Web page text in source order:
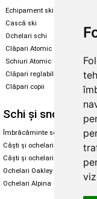
Echipament ski
Cască ski
Ochelari schi
Clăpari Atomic
Schiuri Atomic
Clăpari reglabili
Clăpari copii
Schi și snowboard
Îmbrăcăminte schi și
Căști și ochelari de iarnă
Căști și ochelari Alpina
Ochelari Oakley
Ochelari Alpina